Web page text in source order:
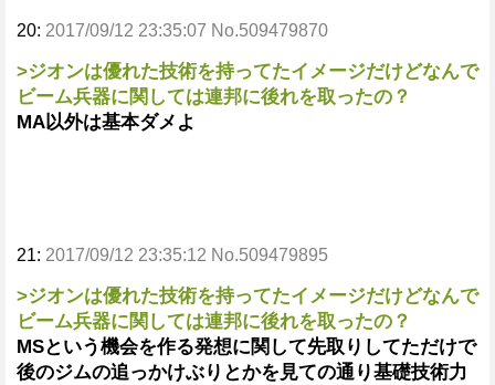
20: 2017/09/12 23:35:07 No.509479870
>ジオンは優れた技術を持ってたイメージだけどなんで
ビーム兵器に関しては連邦に後れを取ったの？
MA以外は基本ダメよ
21: 2017/09/12 23:35:12 No.509479895
>ジオンは優れた技術を持ってたイメージだけどなんで
ビーム兵器に関しては連邦に後れを取ったの？
MSという機会を作る発想に関して先取りしてただけで
後のジムの追っかけぶりとかを見ての通り基礎技術力